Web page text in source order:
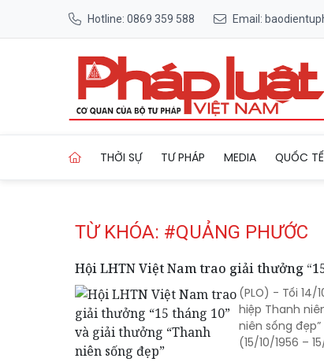
Hotline: 0869 359 588 Email:
THỜI SỰ TƯ PHÁP MEDIA QUỐC TẾ
TỪ KHÓA: #QUẢNG PHƯỚC
Hội LHTN Việt Nam trao giải thưởng
(PLO) - Tối 14/
hiệp Thanh
niên sống
(15/10/1956 –